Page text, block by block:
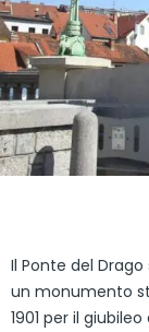
Il Ponte del
un monumento
1901 per il